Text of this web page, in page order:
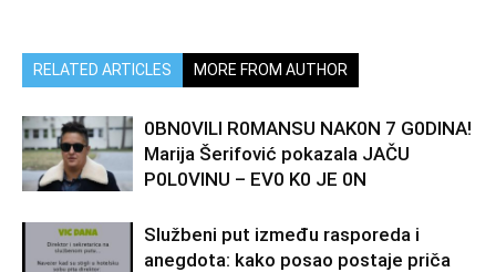
RELATED ARTICLES MORE FROM AUTHOR
0BN0VlLl R0MANSU NAK0N 7 G0DlNA!
Marija Šerifović pokazala JAČU
P0L0VINU – EV0 K0 JE 0N
Službeni put između rasporeda i
anegdota: kako posao postaje priča